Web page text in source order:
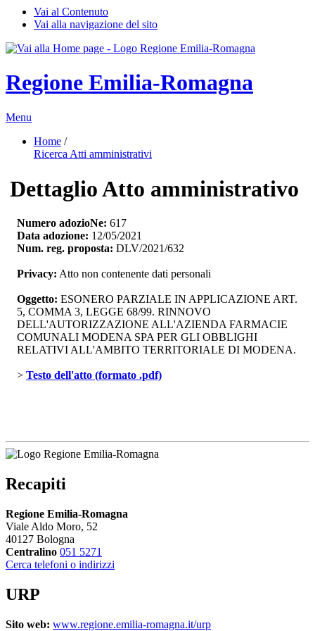
Vai al Contenuto
Vai alla navigazione del sito
Regione Emilia-Romagna
Menu
Home /
Ricerca Atti amministrativi
Dettaglio Atto amministrativo
Numero adozioNe: 617
Data adozione: 12/05/2021
Num. reg. proposta: DLV/2021/632
Privacy: Atto non contenente dati personali
Oggetto: ESONERO PARZIALE IN APPLICAZIONE ART.
5, COMMA 3, LEGGE 68/99. RINNOVO
DELL'AUTORIZZAZIONE ALL'AZIENDA FARMACIE
COMUNALI MODENA SPA PER GLI OBBLIGHI
RELATIVI ALL'AMBITO TERRITORIALE DI MODENA.
> Testo dell'atto (formato .pdf)
Recapiti
Regione Emilia-Romagna
Viale Aldo Moro, 52
40127 Bologna
Centralino 051 5271
Cerca telefoni o indirizzi
URP
Sito web: www.regione.emilia-romagna.it/urp